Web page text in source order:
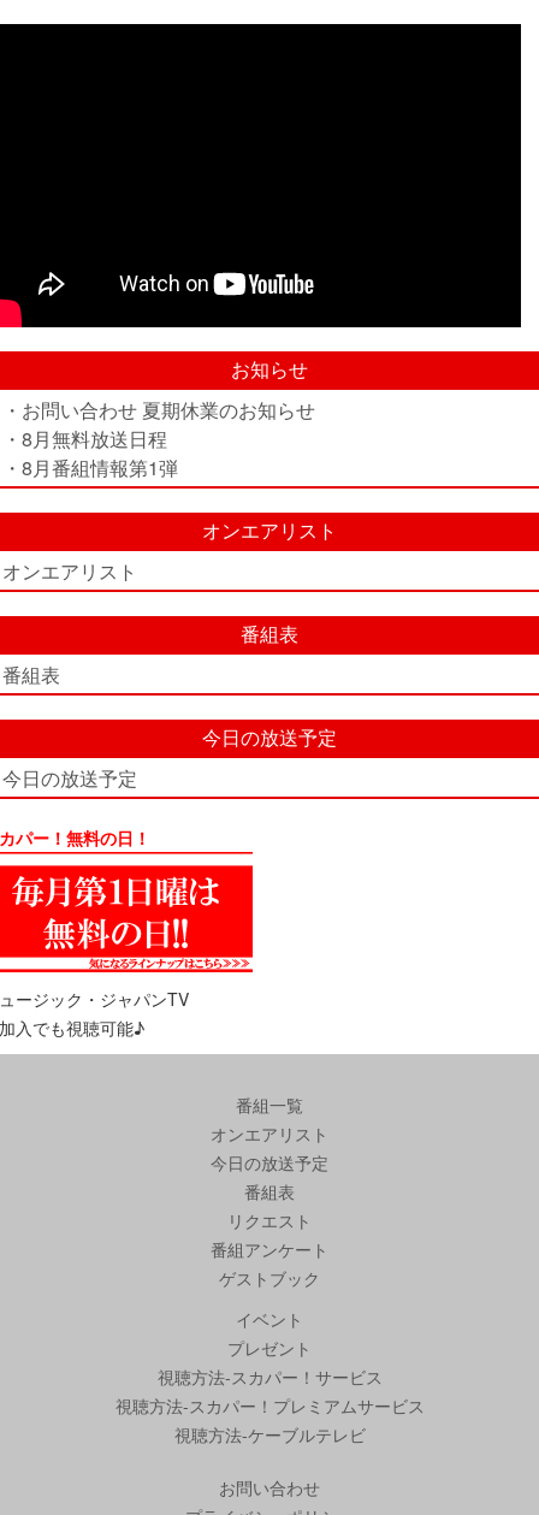
お知らせ
・お問い合わせ 夏期休業のお知らせ
・8月無料放送日程
・8月番組情報第1弾
オンエアリスト
オンエアリスト
番組表
番組表
今日の放送予定
今日の放送予定
パー！無料の日！
ージック・ジャパンTV
入でも視聴可能♪
番組一覧
オンエアリスト
今日の放送予定
番組表
リクエスト
番組アンケート
ゲストブック
イベント
プレゼント
視聴方法-スカパー！サービス
視聴方法-スカパー！プレミアムサービス
視聴方法-ケーブルテレビ
お問い合わせ